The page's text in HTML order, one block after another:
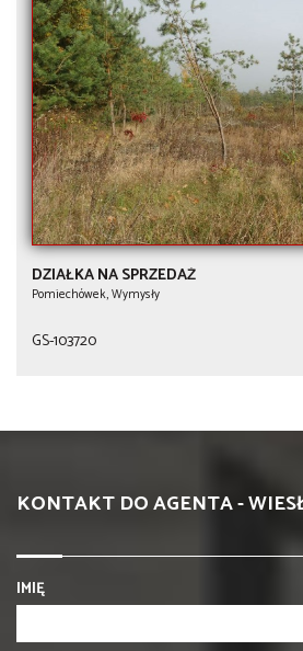
DZIAŁKA NA SPRZEDAŻ
Pomiechówek, Wymysły
GS-103720
KONTAKT DO AGENTA -
IMIĘ